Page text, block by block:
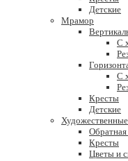
Детские
Мрамор
С
С
Кресты
Детские
Кресты
Цветы и